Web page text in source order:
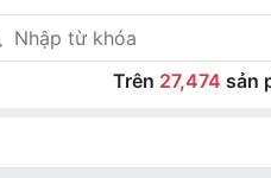
Trên 27,474 sản